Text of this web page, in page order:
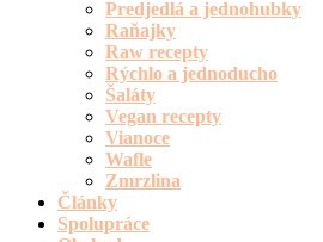
Predjedlá a jednohubky
Raňajky
Raw recepty
Rýchlo a jednoducho
Šaláty
Vegan recepty
Vianoce
Wafle
Zmrzlina
Články
Spolupráce